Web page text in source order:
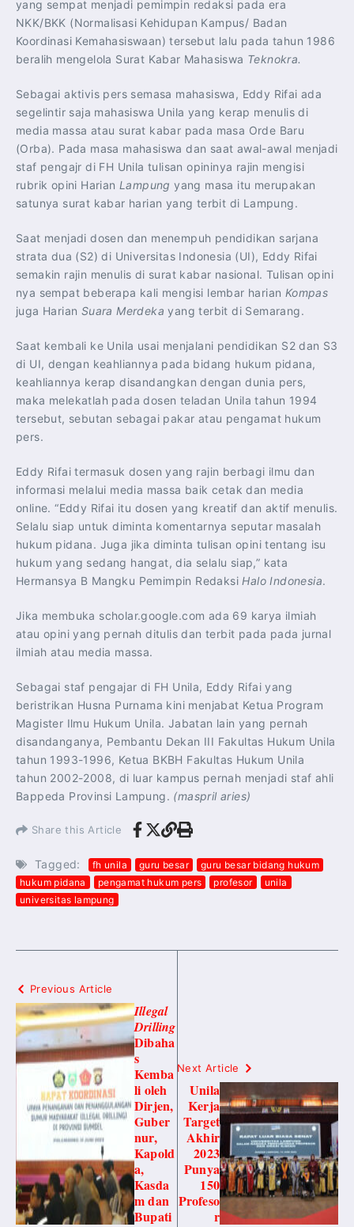
yang sempat menjadi pemimpin redaksi pada era
NKK/BKK (Normalisasi Kehidupan Kampus/ Badan
Koordinasi Kemahasiswaan) tersebut lalu pada tahun 1986
beralih mengelola Surat Kabar Mahasiswa Teknokra.
Sebagai aktivis pers semasa mahasiswa, Eddy Rifai ada
segelintir saja mahasiswa Unila yang kerap menulis di
media massa atau surat kabar pada masa Orde Baru
(Orba). Pada masa mahasiswa dan saat awal-awal menjadi
staf pengajr di FH Unila tulisan opininya rajin mengisi
rubrik opini Harian Lampungyang masa itu merupakan
satunya surat kabar harian yang terbit di Lampung.
Saat menjadi dosen dan menempuh pendidikan sarjana
strata dua (S2) di Universitas Indonesia (UI), Eddy Rifai
semakin rajin menulis di surat kabar nasional. Tulisan opini
nya sempat beberapa kali mengisi lembar harian Kompas
juga Harian Suara Merdeka yang terbit di Semarang.
Saat kembali ke Unila usai menjalani pendidikan S2 dan S3
di UI, dengan keahliannya pada bidang hukum pidana,
keahliannya kerap disandangkan dengan dunia pers,
maka melekatlah pada dosen teladan Unila tahun 1994
tersebut, sebutan sebagai pakar atau pengamat hukum
pers.
Eddy Rifai termasuk dosen yang rajin berbagi ilmu dan
informasi melalui media massa baik cetak dan media
online. “Eddy Rifai itu dosen yang kreatif dan aktif menulis.
Selalu siap untuk diminta komentarnya seputar masalah
hukum pidana. Juga jika diminta tulisan opini tentang isu
hukum yang sedang hangat, dia selalu siap,” kata
Hermansya B Mangku Pemimpin Redaksi Halo Indonesia.
Jika membuka scholar.google.com ada 69 karya ilmiah
atau opini yang pernah ditulis dan terbit pada pada jurnal
ilmiah atau media massa.
Sebagai staf pengajar di FH Unila, Eddy Rifai yang
beristrikan Husna Purnama kini menjabat Ketua Program
Magister Ilmu Hukum Unila. Jabatan lain yang pernah
disandanganya, Pembantu Dekan III Fakultas Hukum Unila
tahun 1993-1996, Ketua BKBH Fakultas Hukum Unila
tahun 2002-2008, di luar kampus pernah menjadi staf ahli
Bappeda Provinsi Lampung. (maspril aries)
Share this Article
Tagged: fh unila guru besar
guru besar bidang hukum
hukum pidana
pengamat hukum pers profesor
unila
universitas lampung
Previous Article
Illegal
Drilling
Dibaha
s
Kemba
li oleh
Dirjen,
Guber
nur,
Kapold
a,
Kasda
m dan
Bupati
Next Article
Unila
Kerja
Target
Akhir
2023
Punya
150
Profeso
r